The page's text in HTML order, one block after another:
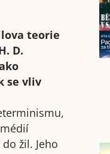
teorie
D.
se vliv
žil. Jeho